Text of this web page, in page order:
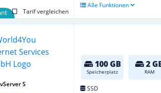
Alle Funktionen
Tarif vergleichen
100 GB
Speicherplatz
2
RAM
SSD
S